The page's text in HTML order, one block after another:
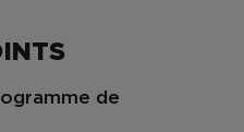
de